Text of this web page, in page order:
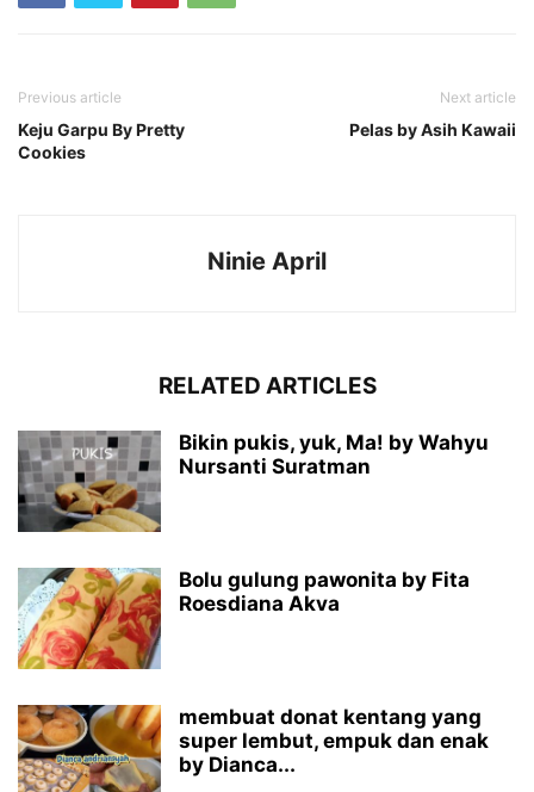
Previous article
Keju Garpu By Pretty
Cookies
Next article
Pelas by Asih Kawaii
Ninie April
RELATED ARTICLES
Bikin pukis, yuk, Ma! by Wahyu
Nursanti Suratman
Bolu gulung pawonita by Fita
Roesdiana Akva
membuat donat kentang yang
super lembut, empuk dan enak
by Dianca...